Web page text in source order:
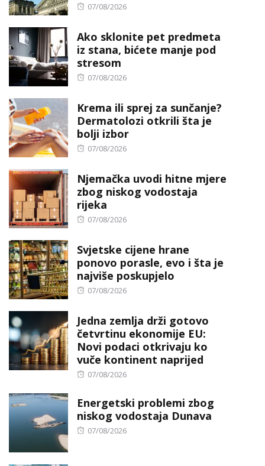
Posted
07/08/2026
Ako sklonite pet predmeta
iz stana, bićete manje pod
stresom
Posted
07/08/2026
Krema ili sprej za sunčanje?
Dermatolozi otkrili šta je
bolji izbor
Posted
07/08/2026
Njemačka uvodi hitne mjere
zbog niskog vodostaja
rijeka
Posted
07/08/2026
Svjetske cijene hrane
ponovo porasle, evo i šta je
najviše poskupjelo
Posted
07/08/2026
Jedna zemlja drži gotovo
četvrtinu ekonomije EU:
Novi podaci otkrivaju ko
vuče kontinent naprijed
Posted
07/08/2026
Energetski problemi zbog
niskog vodostaja Dunava
Posted
07/08/2026